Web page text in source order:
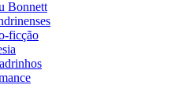
Bonnett
ficção